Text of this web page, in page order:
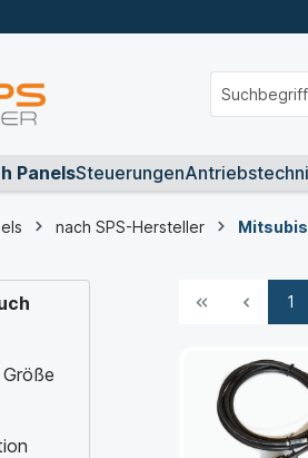
PanelsSteuerungen
nach SPS-Hersteller
1